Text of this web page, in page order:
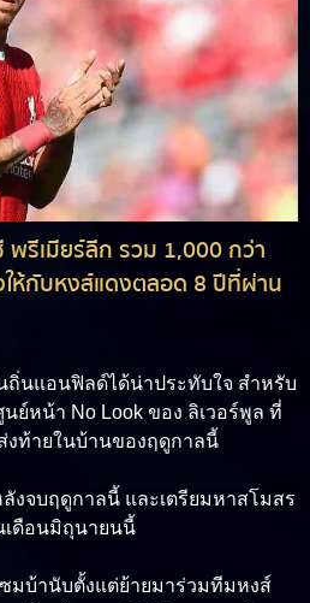
รีเมียร์ลีก รวม 1,000 กว่า
ห้กับหงส์แดงตลอด 8 ปีที่ผ่าน
ถิ่นแอนฟิลด์ได้น่าประทับใจ สำหรับ
นย์หน้า No Look ของ ลิเวอร์พูล ที่
งท้ายในบ้านของฤดูกาลนี้
งจบฤดูกาลนี้ และเตรียมหาสโมสร
ดือนมิถุนายนนี้
มบ้านับตั้งแต่ย้ายมาร่วมทีมหงส์